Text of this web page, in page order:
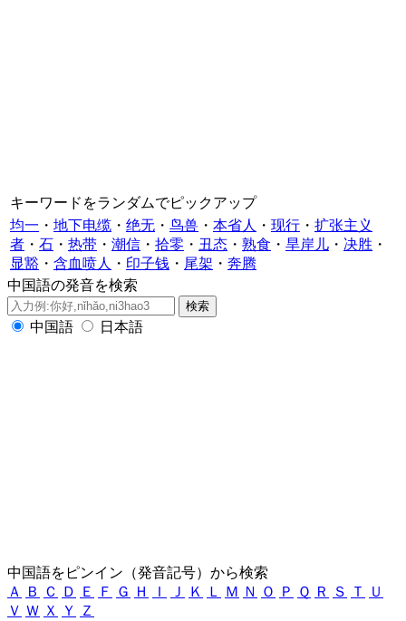
キーワードをランダムでピックアップ
均一 ・ 地下电缆 ・ 绝无 ・ 鸟兽 ・ 本省人 ・ 现行 ・ 扩张主义
者 ・ 石 ・ 热带 ・ 潮信 ・ 拾零 ・ 丑态 ・ 熟食 ・ 旱岸儿 ・ 决胜 ・
显豁 ・ 含血喷人 ・ 印子钱 ・ 尾架 ・ 奔腾
中国語の発音を検索
中国語 日本語
中国語をピンイン（発音記号）から検索
Ａ
Ｂ Ｃ Ｄ Ｅ Ｆ Ｇ Ｈ Ｉ Ｊ Ｋ Ｌ Ｍ Ｎ Ｏ Ｐ Ｑ Ｒ Ｓ Ｔ
Ｕ
Ｖ Ｗ Ｘ Ｙ Ｚ